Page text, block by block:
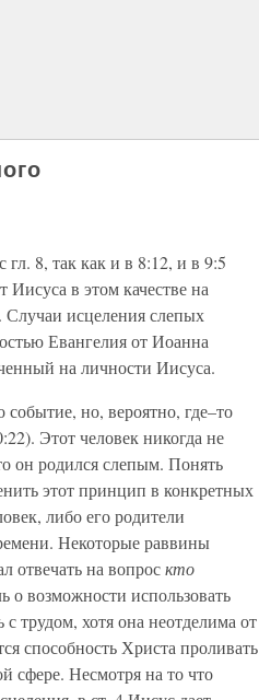
гл. 8, так как и в 8:12, и в 9:5
в этом качестве на
Случаи исцеления слепых
Евангелия от Иоанна
на личности Иисуса.
событие, но, вероятно, где–то
Этот человек никогда не
он родился слепым. Понять
этот принцип в конкретных
либо его родители
Некоторые раввины
отвечать на вопроскто
о возможности использовать
трудом, хотя она неотделима от
способность Христа проливать
сфере. Несмотря на то что